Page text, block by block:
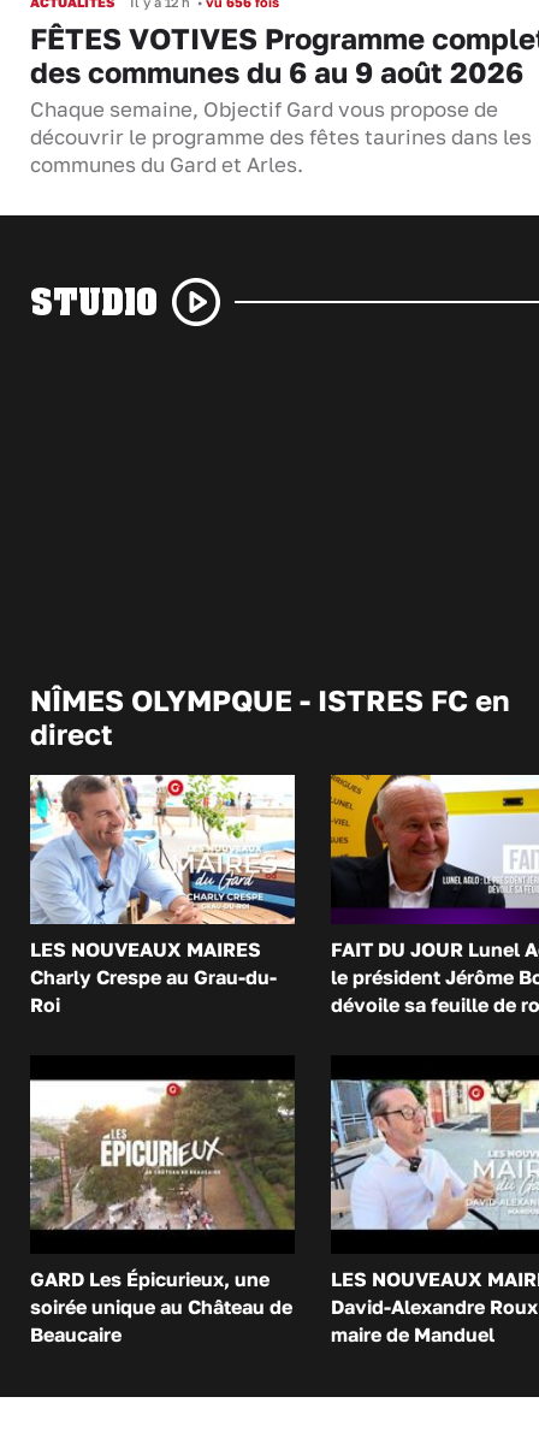
FÊTES VOTIVES Programme
des communes du 6 au 9 août 2026
Chaque semaine, Objectif Gard vous propose de
découvrir le programme des fêtes taurines dans les
communes du Gard et Arles.
STUDIO
NÎMES OLYMPQUE - ISTRES FC en
direct
LES NOUVEAUX MAIRES
Charly Crespe au Grau-du-
Roi
FAIT DU JOUR Lunel
le président Jérôme
dévoile sa feuille de
GARD Les Épicurieux, une
soirée unique au Château de
Beaucaire
LES NOUVEAUX
David-Alexandre
maire de Manduel